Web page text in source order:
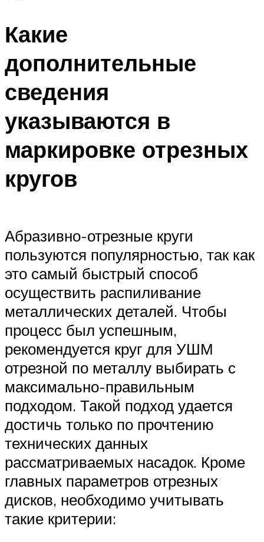
Какие
дополнительные
сведения
указываются в
маркировке отрезных
кругов
Абразивно-отрезные круги
пользуются популярностью, так как
это самый быстрый способ
осуществить распиливание
металлических деталей. Чтобы
процесс был успешным,
рекомендуется круг для УШМ
отрезной по металлу выбирать с
максимально-правильным
подходом. Такой подход удается
достичь только по прочтению
технических данных
рассматриваемых насадок. Кроме
главных параметров отрезных
дисков, необходимо учитывать
такие критерии: